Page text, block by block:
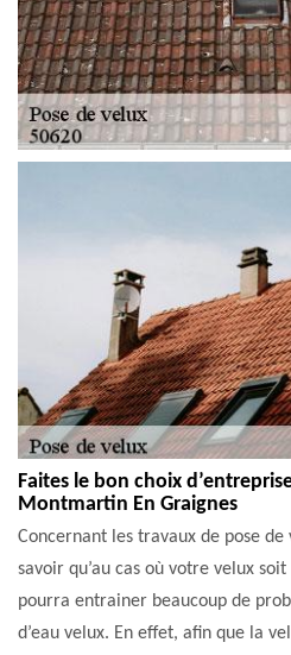
Faites le bon choix
Montmartin En Graignes
Concernant les travaux de pose
savoir qu’au cas où votre velux
pourra entrainer beaucoup de
d’eau velux. En effet, afin que la